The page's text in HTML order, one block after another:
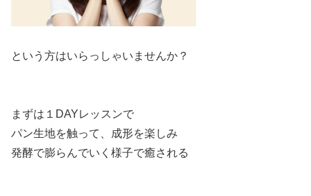
という方はいらっしゃいませんか？
まずは１DAYレッスンで
パン生地を触って、成形を楽しみ
発酵で膨らんでいく様子で癒される